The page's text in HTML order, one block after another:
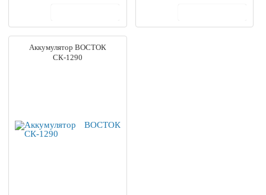
Аккумулятор ВОСТОК
СК-1290